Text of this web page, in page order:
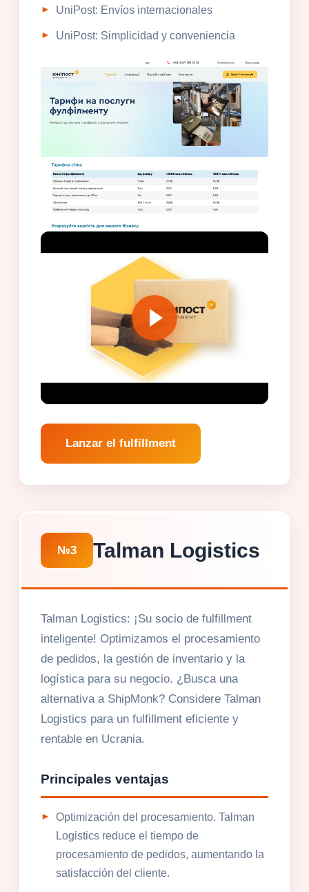
UniPost: Envíos internacionales
UniPost: Simplicidad y conveniencia
Lanzar el fulfillment
№3 Talman Logistics
Talman Logistics: ¡Su socio de fulfillment
inteligente! Optimizamos el procesamiento
de pedidos, la gestión de inventario y la
logística para su negocio. ¿Busca una
alternativa a ShipMonk? Considere Talman
Logistics para un fulfillment eficiente y
rentable en Ucrania.
Principales ventajas
Optimización del procesamiento. Talman
Logistics reduce el tiempo de
procesamiento de pedidos, aumentando la
satisfacción del cliente.